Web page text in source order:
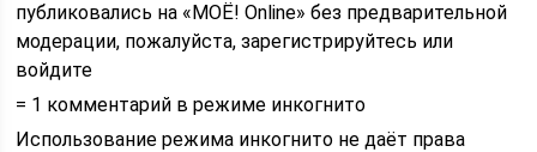
публиковались на «МОЁ! Online» без предварительной
модерации, пожалуйста, зарегистрируйтесь или
войдите
= 1 комментарий в режиме инкогнито
Использование режима инкогнито не даёт права